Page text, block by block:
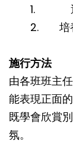
1. 透過
2. 培養
施行方法
由各班班主
能表現正面
既學會欣賞
氛。